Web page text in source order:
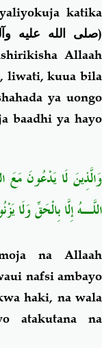
katika
صلى الله عليه)
Allaah
liwati, kuua bila
ya uongo
baadhi ya hayo
وَالَّذِينَ لَا يَدْعُونَ مَعَ
اللَّـهُ إِلَّا بِالْحَقِّ وَلَا
na Allaah
nafsi ambayo
haki, na wala
atakutana na